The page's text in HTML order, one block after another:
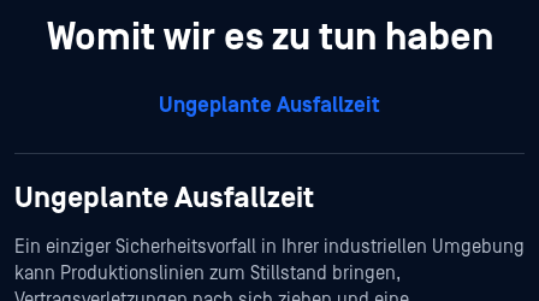
Womit wir es zu tun haben
Ungeplante Ausfallzeit
Ungeplante Ausfallzeit
Ein einziger Sicherheitsvorfall in Ihrer industriellen Umgebung
kann Produktionslinien zum Stillstand bringen,